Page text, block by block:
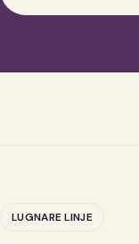
LUGNARE LINJE